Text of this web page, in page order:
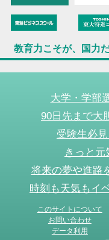
教育力こそが、国力だ
大学・学部
90日先まで大
受験生必
きっと
将来の夢や進路
時刻も天気もイ
このサイトについて
お問い合わせ
データ利用